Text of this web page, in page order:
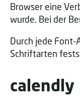
Browser eine
wurde. Bei der
Durch jede Font-
Schriftarten
calendly